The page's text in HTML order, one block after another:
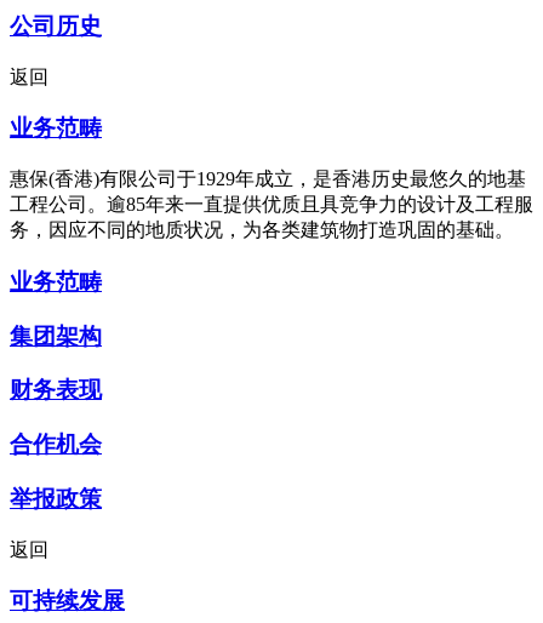
公司历史
返回
业务范畴
惠保(香港)有限公司于1929年成立，是香港历史最悠久的地基
工程公司。逾85年来一直提供优质且具竞争力的设计及工程服
务，因应不同的地质状况，为各类建筑物打造巩固的基础。
业务范畴
集团架构
财务表现
合作机会
举报政策
返回
可持续发展